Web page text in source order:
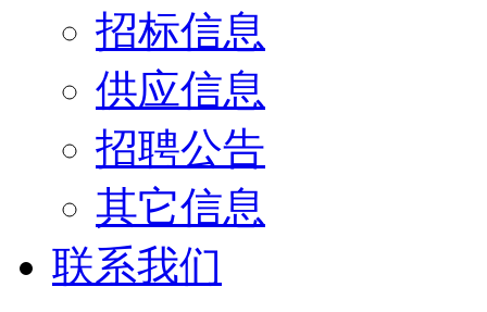
招标信息
供应信息
招聘公告
其它信息
联系我们